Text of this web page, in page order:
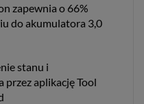
zapewnia o 66%
do akumulatora 3,0
stanu i
aplikację Tool